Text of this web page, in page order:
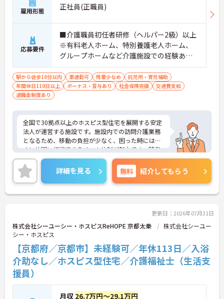
【安心の教育・チームサポート体制】
・手厚い人員配置で困った時もすぐに相談可能です
・2日間のオンライン研修と個人のペースに合わせ
たOJTを実施しています
雇用形態 正社員(正職員)
応募要件
■介護職員初任者研修（ヘルパー2級）以上
※有料老人ホーム、特別養護老人ホーム、
グループホームなど介護施設での経験ある
方歓迎 ※ホスピス勤務（訪問介護）や「看
取り」が初めての方も可
駅から徒歩10分以内 車通勤可 残業少なめ
託児所・育児補助
年間休日110日以上
ボーナス・賞与あり 社会保険完備
交通費支給
退職金制度あり
全国で30拠点以上のホスピス型住宅を展開する安定
法人が運営する施設です。施設内での訪問介護業務
となるため、移動の負担が少なく、困った時にはす
ぐに仲間に相談できるチーム体制が魅力です。残業
は全社平均残業月5時間程度と少なく、3日以上の連
続休暇で支援金が支給される独自の制度や、美容皮
膚科などの割引が受けられる福利厚生も充実してい
ます。ホスピスケアが初めてでも、充実した入社時
研修と資格取得支援制度を活用し、専門性を高めな
す。ご入居者さまの生きる喜びに寄り添いながらチ
ームで協力しながらより良いケアを提供したい方に
ぴったりの環境です。
★おすすめPOINT★
【「看取り・難病ケアのプロ」として成長できる環
境が整っています】
・がん末期・神経難病の方に特化したホスピス型住
宅ならではの専門的なスキルを、日常業務の中で習
得することができます
詳細を見る 無料 紹介してもらう
更新日：2026年07月31日
株式会社シーユーシー・ホスピスReHOPE 京都太秦
株式会社シーユー
シー・ホスピス
【京都府／京都市】未経験可／年休113日／入浴
介助なし／ホスピス型住宅／介護福祉士（生活支
援員）
月収 26.7万円～29.1万円